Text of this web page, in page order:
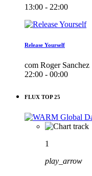
13:00 - 22:00
Release Yourself
com Roger Sanchez
22:00 - 00:00
FLUX TOP 25
1
play_arrow